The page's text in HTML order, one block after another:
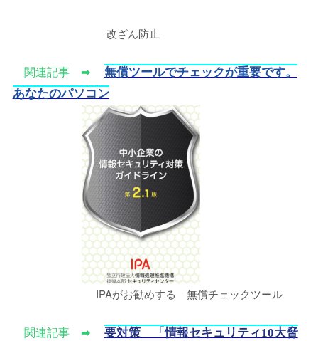
改ざん防止
関連記事 ➡
無償ツールでチェックが重要です。
あなたのパソコン
IPAがお勧めする 無償チェックツール
関連記事 ➡
要対策 「情報セキュリティ10大脅